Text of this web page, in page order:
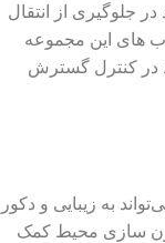
جلوگیری از انتقال
های این مجموعه
در کنترل گسترش
به زیبایی و دکور
سازی محیط کمک